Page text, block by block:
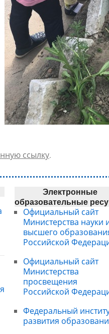
ссылку.
Электронные
образовательные
Официальный сайт
Министерства науки
высшего
Российской
Официальный сайт
Министерства
просвещения
Российской
Федеральный
развития